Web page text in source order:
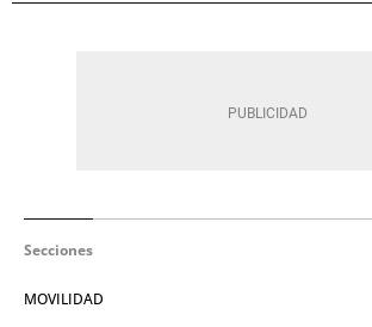
Secciones
MOVILIDAD